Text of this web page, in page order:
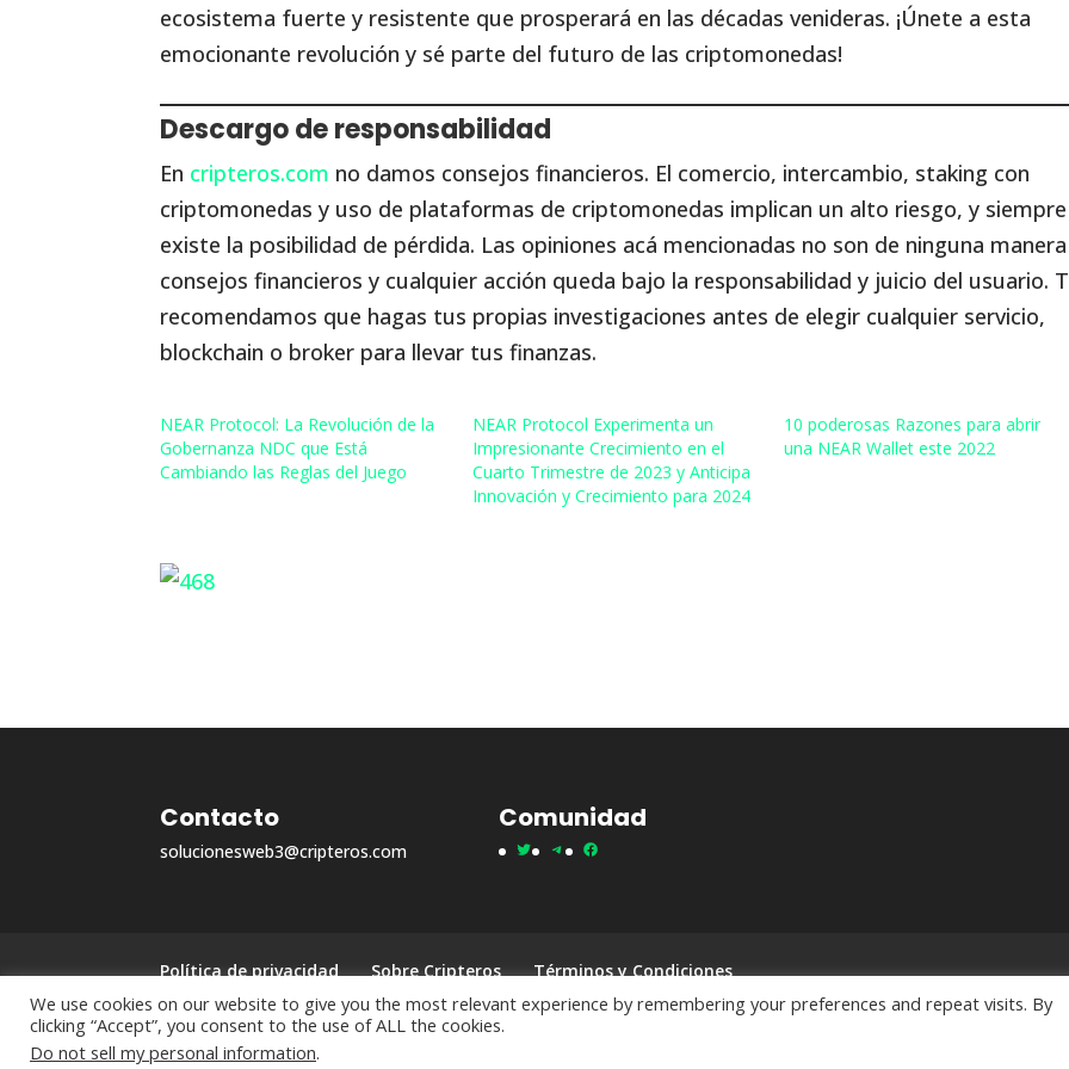
ecosistema fuerte y resistente que prosperará en las décadas venideras. ¡Únete a esta
emocionante revolución y sé parte del futuro de las criptomonedas!
Descargo de responsabilidad
En cripteros.com no damos consejos financieros. El comercio, intercambio, staking con
criptomonedas y uso de plataformas de criptomonedas implican un alto riesgo, y siempre
existe la posibilidad de pérdida. Las opiniones acá mencionadas no son de ninguna manera
consejos financieros y cualquier acción queda bajo la responsabilidad y juicio del usuario.
recomendamos que hagas tus propias investigaciones antes de elegir cualquier servicio,
blockchain o broker para llevar tus finanzas.
NEAR Protocol: La Revolución de la
Gobernanza NDC que Está
Cambiando las Reglas del Juego
NEAR Protocol Experimenta un
Impresionante Crecimiento en el
Cuarto Trimestre de 2023 y Anticipa
Innovación y Crecimiento para 2024
10 poderosas Razones para abrir
una NEAR Wallet este 2022
Contacto
solucionesweb3@cripteros.com
Comunidad
TwitterTelegramFacebook
Política de privacidad Sobre Cripteros Términos y Condiciones
América Castro© 2025
We use cookies on our website to give you the most relevant experience by remembering your preferences and repeat visits. By
clicking “Accept”, you consent to the use of ALL the cookies.
Do not sell my personal information.